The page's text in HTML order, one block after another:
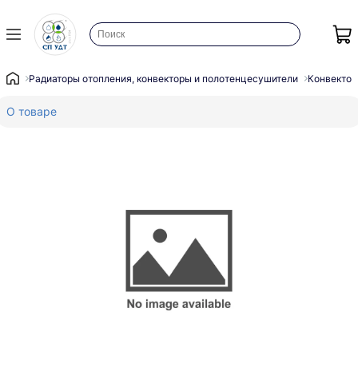
Радиаторы отопления, конвекторы и полотенцесушители
О товаре